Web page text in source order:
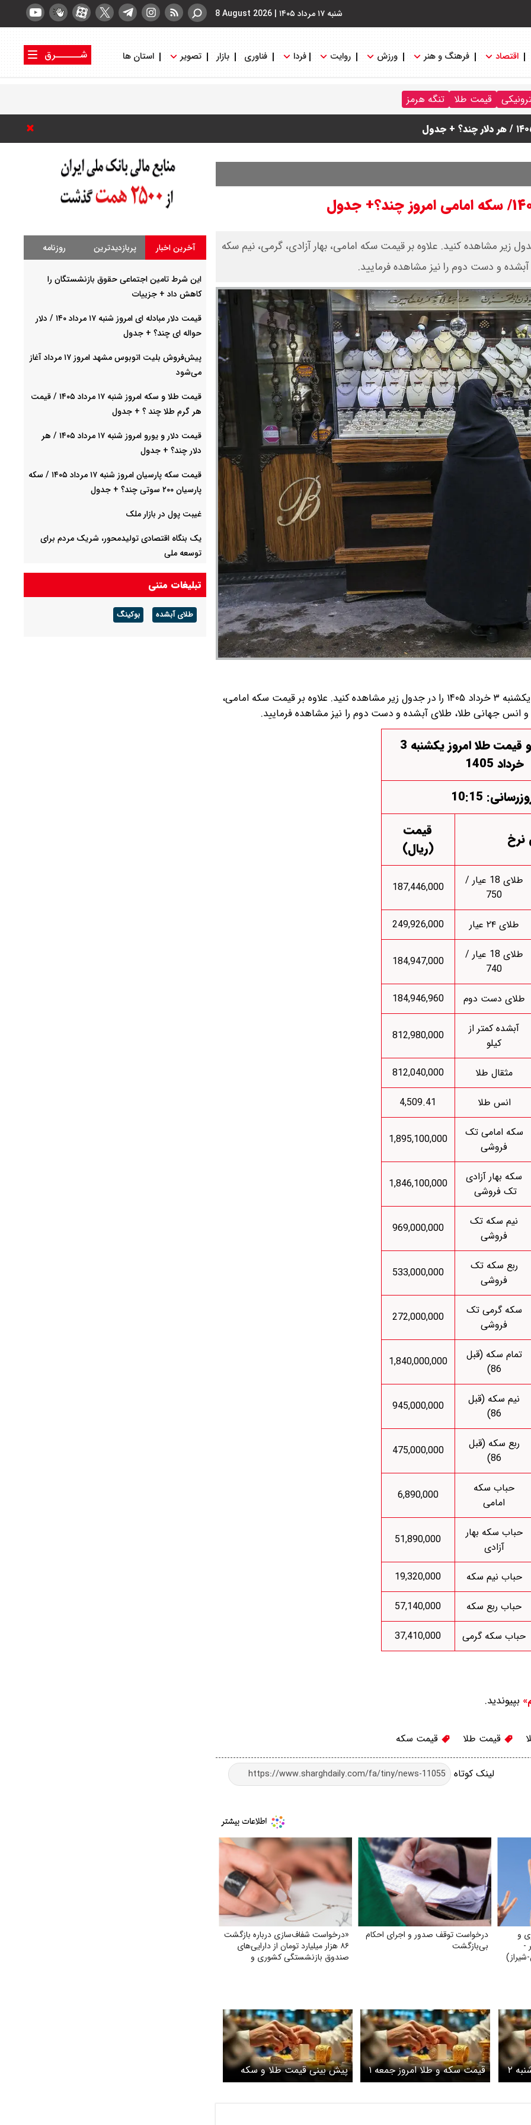
شنبه ۱۷ مرداد ۱۴۰۵ |
8 August 2026
اقتصاد فرهنگ و هنر ورزش روایت فردا فناوری بازار تصویر استان ها
شــــــرق
قیمت طلا تنگه هرمز
طلا امروز یکشنبه ۳ خرداد ۱۴۰۵ را در جدول زیر مشاهده کنید. علاوه بر قیمت سکه امامی، بهار آزادی، گرمی، نیم سکه
و دست دوم را نیز مشاهده فرمایید.
قیمت سکه و قیمت طلا امروز یکشنبه ۳ خرداد ۱۴۰۵ را در جدول زیر مشاهده کنید. علاوه بر قیمت سکه امامی،
و انس جهانی طلا، طلای آبشده و دست دوم را نیز مشاهده فرمایید.
قیمت سکه و قیمت طلا امروز یکشنبه 3
خرداد 1405
10:15
نرخ
قیمت
(ریال)
طلای 18 عیار /
750
187,446,000
طلای ۲۴ عیار
249,926,000
طلای 18 عیار /
740
184,947,000
طلای دست دوم
184,946,960
آبشده کمتر از
کیلو
812,980,000
مثقال طلا
812,040,000
انس طلا
4,509.41
سکه امامی تک
فروشی
1,895,100,000
سکه بهار آزادی
تک فروشی
1,846,100,000
نیم سکه تک
فروشی
969,000,000
ربع سکه تک
فروشی
533,000,000
سکه گرمی تک
فروشی
272,000,000
تمام سکه (قبل
86)
1,840,000,000
نیم سکه (قبل
86)
945,000,000
ربع سکه (قبل
86)
475,000,000
حباب سکه
امامی
6,890,000
حباب سکه بهار
آزادی
51,890,000
حباب نیم سکه
19,320,000
حباب ربع سکه
57,140,000
حباب سکه گرمی
37,410,000
بپیوندید.
قیمت طلا قیمت سکه
لینک کوتاه
و
-
درخواست توقف صدور و اجرای احکام
بی‌بازگشت
«درخواست شفاف‌سازی درباره بازگشت
۸۶ هزار میلیارد تومان از دارایی‌های
صندوق بازنشستگی کشوری و
قیمت سکه و طلا امروز شنبه ۲
18 عیار امروز
قیمت سکه و طلا امروز جمعه ۱
خرداد ۱۴۰۵ / طلا 18 عیار امروز
پیش بینی قیمت طلا و سکه
چهارشنبه ۳۰ اردیبهشت ۱۴۰۵ /
آخرین اخبار پربازدیدترین روزنامه
این شرط تامین اجتماعی حقوق بازنشستگان را
کاهش داد + جزییات
قیمت دلار مبادله ای امروز شنبه ۱۷ مرداد ۱۴۰ / دلار
حواله ای چند؟ + جدول
پیش‌فروش بلیت اتوبوس مشهد امروز ۱۷ مرداد آغاز
می‌شود
قیمت طلا و سکه امروز شنبه ۱۷ مرداد ۱۴۰۵ / قیمت
هر گرم طلا چند ؟ + جدول
قیمت دلار و یورو امروز شنبه ۱۷ مرداد ۱۴۰۵ / هر
دلار چند؟ + جدول
قیمت سکه پارسیان امروز شنبه ۱۷ مرداد ۱۴۰۵ / سکه
پارسیان ۲۰۰ سوتی چند؟ + جدول
غیبت پول در بازار ملک
یک بنگاه اقتصادی تولیدمحور، شریک مردم برای
توسعه ملی
اطلاعیه آبفا درباره افزایش رقم برخی قبوض آب در
تابستان
درخشش جوانان ایران در المپیاد جهانی هوش
تبلیغات متنی
طلای آبشده بوکینگ